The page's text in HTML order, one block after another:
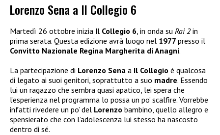
Lorenzo Sena a Il Collegio 6
Martedì 26 ottobre inizia Il Collegio 6, in onda su Rai 2in
prima serata. Questa edizione avrà luogo nel 1977 presso il
Convitto Nazionale Regina Margherita di Anagni.
La partecipazione di Lorenzo Sena a Il Collegio è qualcosa
di legato ai suoi genitori, soprattutto a suo madre. Essendo
lui un ragazzo che sembra quasi apatico, lei spera che
l’esperienza nel programma lo possa un po’ scalfire. Vorrebbe
infatti rivedere un po’ del Lorenzo bambino, quello allegro e
spensierato che con l’adolescenza lui stesso ha nascosto
dentro di sé.